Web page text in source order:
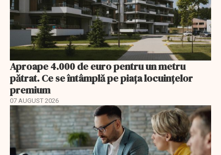
Aproape 4.000 de euro pentru un metru
pătrat. Ce se întâmplă pe piața locuințelor
premium
07 AUGUST 2026